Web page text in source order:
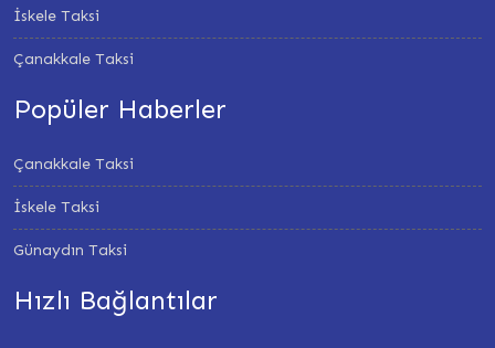
İskele Taksi
Çanakkale Taksi
Popüler Haberler
Çanakkale Taksi
İskele Taksi
Günaydın Taksi
Hızlı Bağlantılar